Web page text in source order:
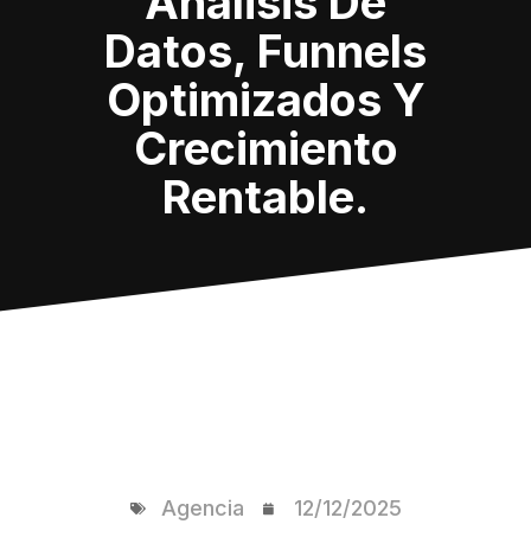
Datos, Funnels
Optimizados Y
Crecimiento
Rentable.
Agencia 12/12/2025